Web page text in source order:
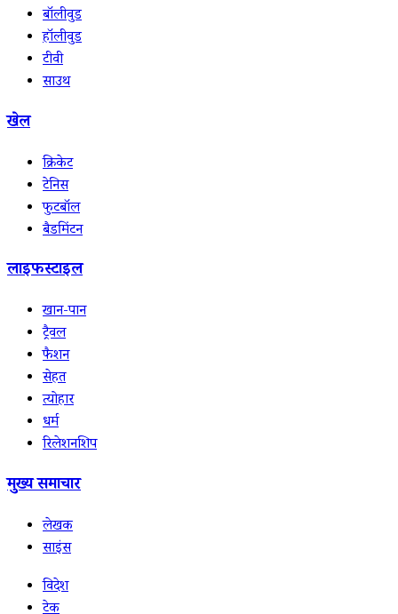
बॉलीवुड
हॉलीवुड
टीवी
साउथ
खेल
क्रिकेट
टेनिस
फुटबॉल
बैडमिंटन
लाइफस्टाइल
खान-पान
ट्रैवल
फैशन
सेहत
त्योहार
धर्म
रिलेशनशिप
मुख्य समाचार
लेखक
साइंस
विदेश